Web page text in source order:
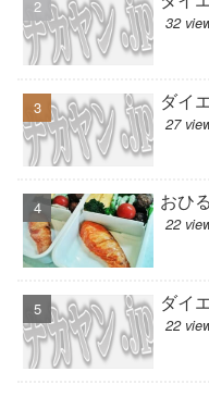
32
ダイ
27
おひ
22
ダイ
22